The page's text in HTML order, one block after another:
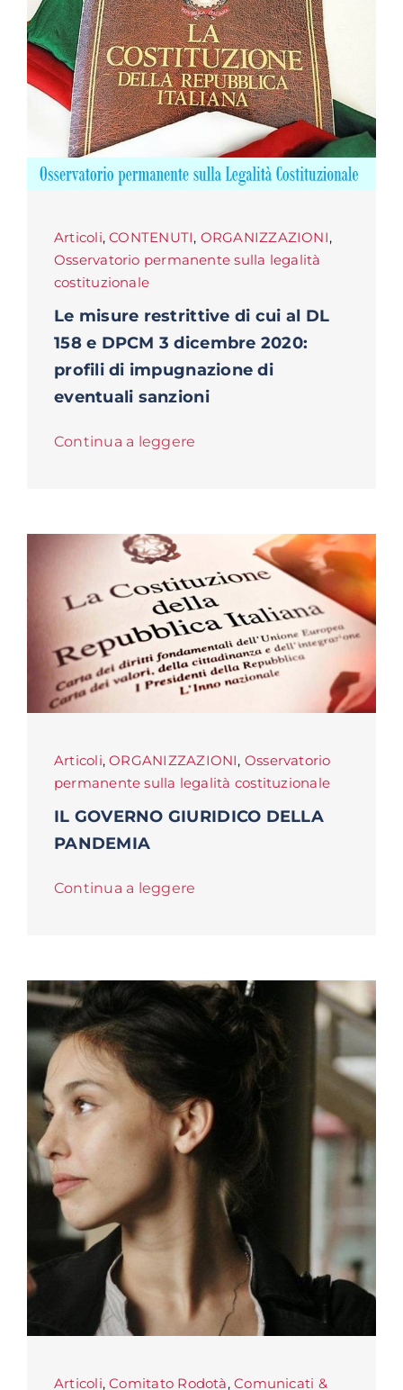
CONTATTI
Articoli,CONTENUTI, ORGANIZZAZIONI,
Osservatorio permanente sulla legalità
costituzionale
Le misure restrittive di cui al DL
158 e DPCM 3 dicembre 2020:
profili di impugnazione di
eventuali sanzioni
Continua a leggere
Articoli,ORGANIZZAZIONI, Osservatorio
permanente sulla legalità costituzionale
IL GOVERNO GIURIDICO DELLA
PANDEMIA
Continua a leggere
Articoli,Comitato Rodotà,Comunicati &